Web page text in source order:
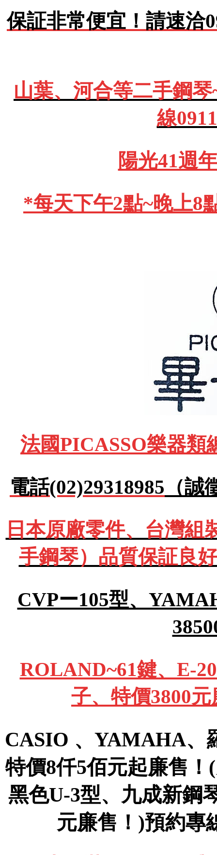
保証非常便宜！請速洽
山葉、河合等二手鋼
線
陽光41週
*每天下午2點~晚上8
法國PICASSO樂器
電話(02)29318985 （
日本原廠零件、台灣
手鋼琴）品質保証良
CVPー105型、
ROLAND~61鍵、E-
子、特價3800
CASIO 、YAMAHA、
特價8仟5佰元起廉售
黑色U-3型、九成新鋼
元廉售！)預約專